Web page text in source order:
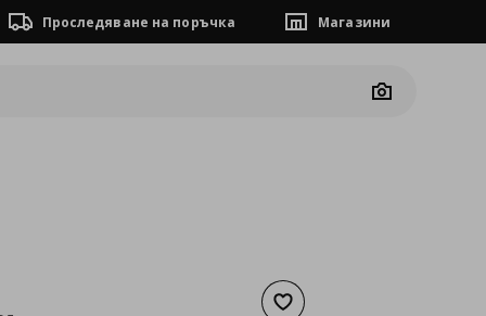
Проследяване на поръчка Магазини
Camera
Добави към списъка с